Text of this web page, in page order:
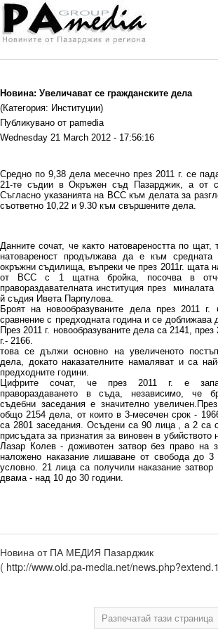
Новина: Увеличават се гражданските дела
(Категория: Институции)
Публикувано от pamedia
Wednesday 21 March 2012 - 17:56:16
Средно по 9,38 дела месечно през 2011 г. се
21-те съдии в Окръжен съд Пазарджик, а от
Съгласно указанията на ВСС към делата за
съответно 10,22 и 9.30 към свършените дела.
Данните сочат, че както натовареността по щат,
натовареност продължава да е към средната
окръжни съдилища, въпреки че през 2011г. щата
от ВСС с 1 щатна бройка, посочва в
правораздавателната институция през миналата
й съдия Ивета Парпулова.
Броят на новообразуваните дела през 2011
сравнение с предходната година и се доближава
През 2011 г. новообразуваните дела са 2141, през
г.- 2166.
това се дължи основно на увеличеното
дела, докато наказателните намаляват и са
предходните години.
Цифрите сочат, че през 2011 г. е
правораздаването в съда, независимо, че
съдебни заседания е значително
общо 2154 дела, от които в 3-месечен срок -
са 2801 заседания. Осъдени са 90 лица , а 2 са
присъдата за признатия за виновен в убийството
Лазар Колев - доживотен затвор без право на
наложено наказание лишаване от свобода до
условно. 21 лица са получили наказание
двама - над 10 до 30 години.
Новина от ПА МЕДИЯ Пазарджик
( http://www.old.pa-media.net/